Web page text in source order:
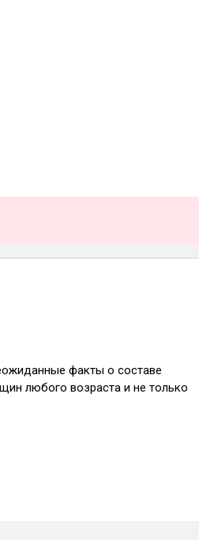
факты о составе
любого возраста и не только